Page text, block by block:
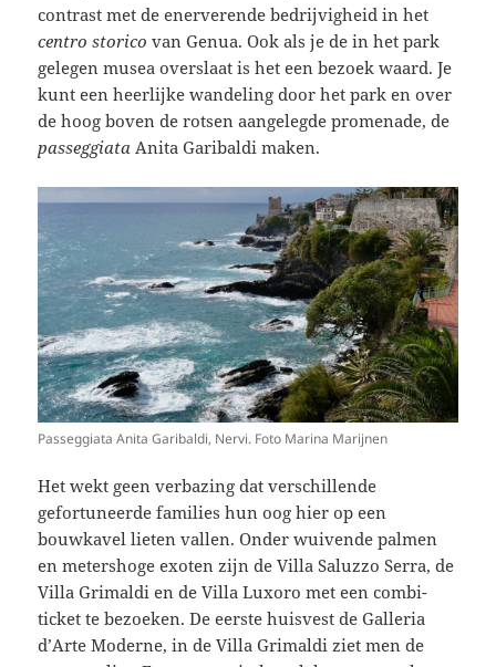
contrast met de enerverende bedrijvigheid in het
centro storicovan Genua. Ook als je de in het park
gelegen musea overslaat is het een bezoek waard. Je
kunt een heerlijke wandeling door het park en over
de hoog boven de rotsen aangelegde promenade, de
passeggiata Anita Garibaldi maken.
Passeggiata Anita Garibaldi, Nervi. Foto Marina Marijnen
Het wekt geen verbazing dat verschillende
gefortuneerde families hun oog hier op een
bouwkavel lieten vallen. Onder wuivende palmen
en metershoge exoten zijn de Villa Saluzzo Serra, de
Villa Grimaldi en de Villa Luxoro met een combi-
ticket te bezoeken. De eerste huisvest de Galleria
d’Arte Moderne, in de Villa Grimaldi ziet men de